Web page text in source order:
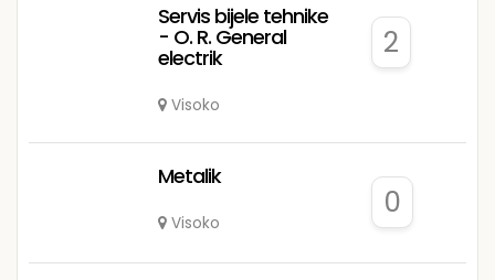
Servis bijele tehnike
- O. R. General
electrik
Visoko
2
Metalik
Visoko
0